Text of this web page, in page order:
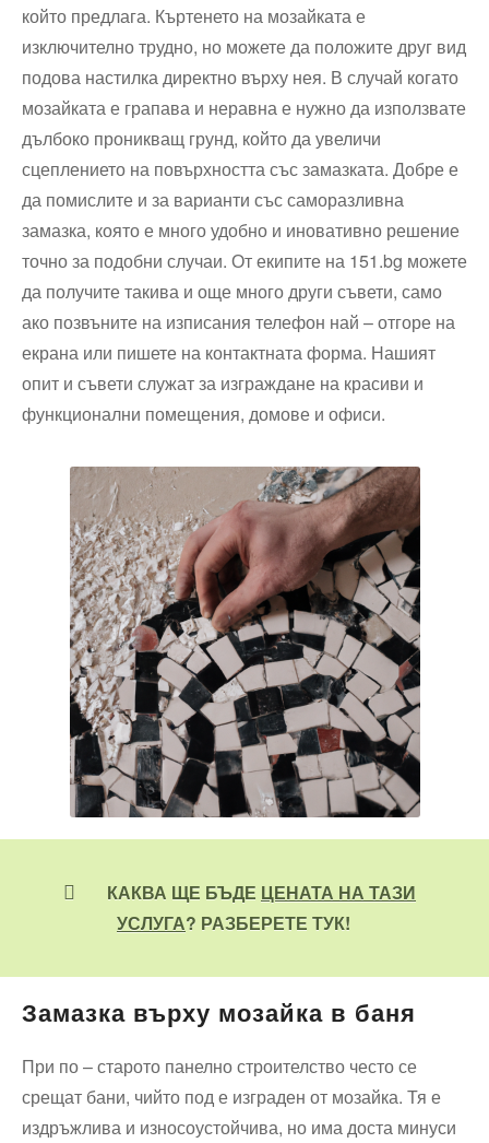
който предлага. Къртенето на мозайката е
изключително трудно, но можете да положите друг вид
подова настилка директно върху нея. В случай когато
мозайката е грапава и неравна е нужно да използвате
дълбоко проникващ грунд, който да увеличи
сцеплението на повърхността със замазката. Добре е
да помислите и за варианти със саморазливна
замазка, която е много удобно и иновативно решение
точно за подобни случаи. От екипите на 151.bg можете
да получите такива и още много други съвети, само
ако позвъните на изписания телефон най – отгоре на
екрана или пишете на контактната форма. Нашият
опит и съвети служат за изграждане на красиви и
функционални помещения, домове и офиси.
КАКВА ЩЕ БЪДЕ ЦЕНАТА НА ТАЗИ
УСЛУГА? РАЗБЕРЕТЕ ТУК!
Замазка върху мозайка в баня
При по – старото панелно строителство често се
срещат бани, чийто под е изграден от мозайка. Тя е
издръжлива и износоустойчива, но има доста минуси